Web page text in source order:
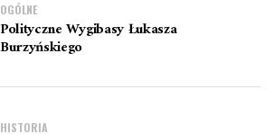
OGÓLNE
Polityczne Wygibasy Łukasza
Burzyńskiego
HISTORIA